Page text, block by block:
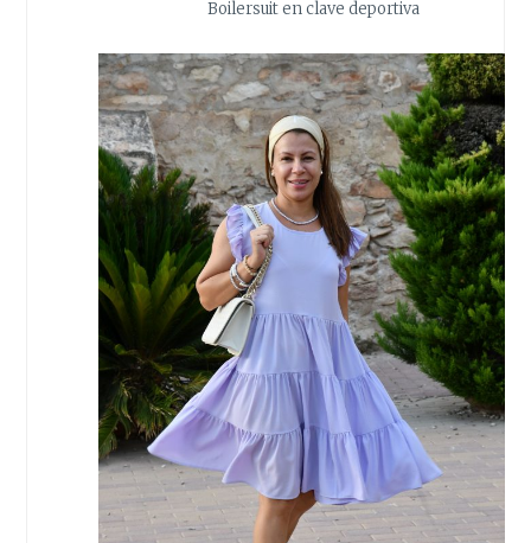
Boilersuit en clave deportiva